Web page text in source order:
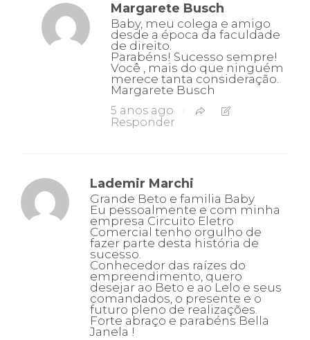
Margarete Busch
Baby, meu colega e amigo
desde a época da faculdade
de direito.
Parabéns! Sucesso sempre!
Você , mais do que ninguém
merece tanta consideração.
Margarete Busch
5 anos ago
Responder
Lademir Marchi
Grande Beto e familia Baby
Eu pessoalmente e com minha
empresa Circuito Eletro
Comercial tenho orgulho de
fazer parte desta história de
sucesso.
Conhecedor das raízes do
empreendimento, quero
desejar ao Beto e ao Lelo e seus
comandados, o presente e o
futuro pleno de realizações.
Forte abraço e parabéns Bella
Janela !